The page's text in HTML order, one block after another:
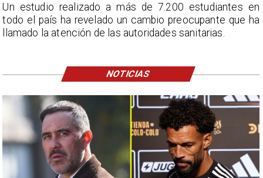
Un estudio realizado a más de 7.200 estudiantes en
todo el país ha revelado un cambio preocupante que ha
llamado la atención de las autoridades sanitarias.
NOTICIAS